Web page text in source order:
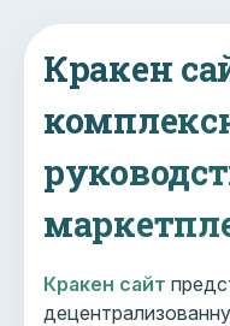
Кракен
Кракен сайт